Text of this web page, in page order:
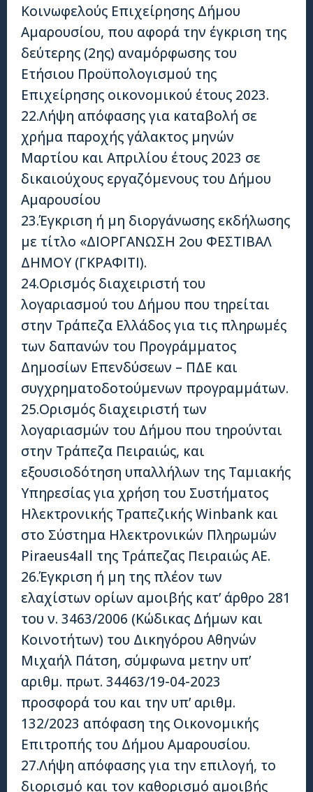
Κοινωφελούς Επιχείρησης Δήμου
Αμαρουσίου, που αφορά την έγκριση της
δεύτερης (2ης) αναμόρφωσης του
Ετήσιου Προϋπολογισμού της
Επιχείρησης οικονομικού έτους 2023.
22.Λήψη απόφασης για καταβολή σε
χρήμα παροχής γάλακτος μηνών
Μαρτίου και Απριλίου έτους 2023 σε
δικαιούχους εργαζόμενους του Δήμου
Αμαρουσίου
23.Έγκριση ή μη διοργάνωσης εκδήλωσης
με τίτλο «ΔΙΟΡΓΑΝΩΣΗ 2ου ΦΕΣΤΙΒΑΛ
ΔΗΜΟΥ (ΓΚΡΑΦΙΤΙ).
24.Ορισμός διαχειριστή του
λογαριασμού του Δήμου που τηρείται
στην Τράπεζα Ελλάδος για τις πληρωμές
των δαπανών του Προγράμματος
Δημοσίων Επενδύσεων – ΠΔΕ και
συγχρηματοδοτούμενων προγραμμάτων.
25.Ορισμός διαχειριστή των
λογαριασμών του Δήμου που τηρούνται
στην Τράπεζα Πειραιώς, και
εξουσιοδότηση υπαλλήλων της Ταμιακής
Υπηρεσίας για χρήση του Συστήματος
Ηλεκτρονικής Τραπεζικής Winbank και
στο Σύστημα Ηλεκτρονικών Πληρωμών
Piraeus4all της Τράπεζας Πειραιώς ΑΕ.
26.Έγκριση ή μη της πλέον των
ελαχίστων ορίων αμοιβής κατ’ άρθρο 281
του ν. 3463/2006 (Κώδικας Δήμων και
Κοινοτήτων) του Δικηγόρου Αθηνών
Μιχαήλ Πάτση, σύμφωνα μετην υπ’
αριθμ. πρωτ. 34463/19-04-2023
προσφορά του και την υπ’ αριθμ.
132/2023 απόφαση της Οικονομικής
Επιτροπής του Δήμου Αμαρουσίου.
27.Λήψη απόφασης για την επιλογή, το
διορισμό και τον καθορισμό αμοιβής